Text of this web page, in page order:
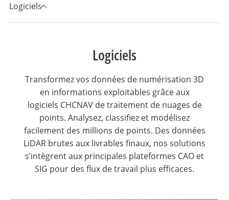
Logiciels
Logiciels
Transformez vos données de numérisation 3D
en informations exploitables grâce aux
logiciels CHCNAV de traitement de nuages de
points. Analysez, classifiez et modélisez
facilement des millions de points. Des données
LiDAR brutes aux livrables finaux, nos solutions
s’intègrent aux principales plateformes CAO et
SIG pour des flux de travail plus efficaces.